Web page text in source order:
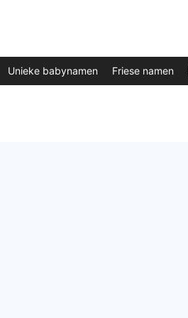
Unieke babynamen Friese namen